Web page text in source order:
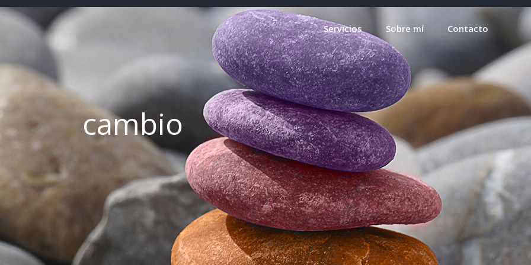
Servicios Sobre mí Contacto
cambio